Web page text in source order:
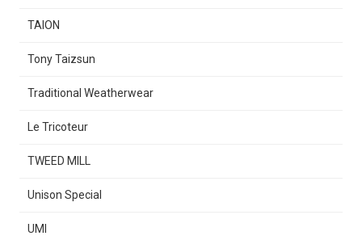
TAION
Tony Taizsun
Traditional Weatherwear
Le Tricoteur
TWEED MILL
Unison Special
UMI